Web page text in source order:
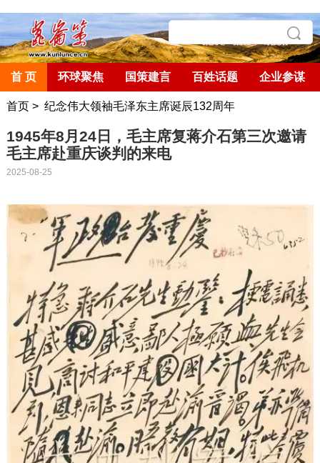
首 页 环球聚焦 国策建言 百姓话题 企业参谋
首页> 纪念伟大领袖毛泽东主席诞辰132周年
1945年8月24日，毛主席复蒋介石第三次邀请
毛主席赴重庆谈判的来电
2025-08-25